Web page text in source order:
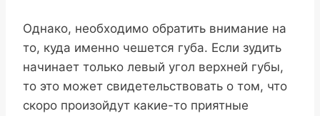
Однако, необходимо обратить внимание на
то, куда именно чешется губа. Если зудить
начинает только левый угол верхней губы,
то это может свидетельствовать о том, что
скоро произойдут какие-то приятные